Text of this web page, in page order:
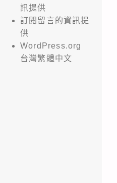
訊提供
訂閱留言的資訊提
供
WordPress.org
台灣繁體中文